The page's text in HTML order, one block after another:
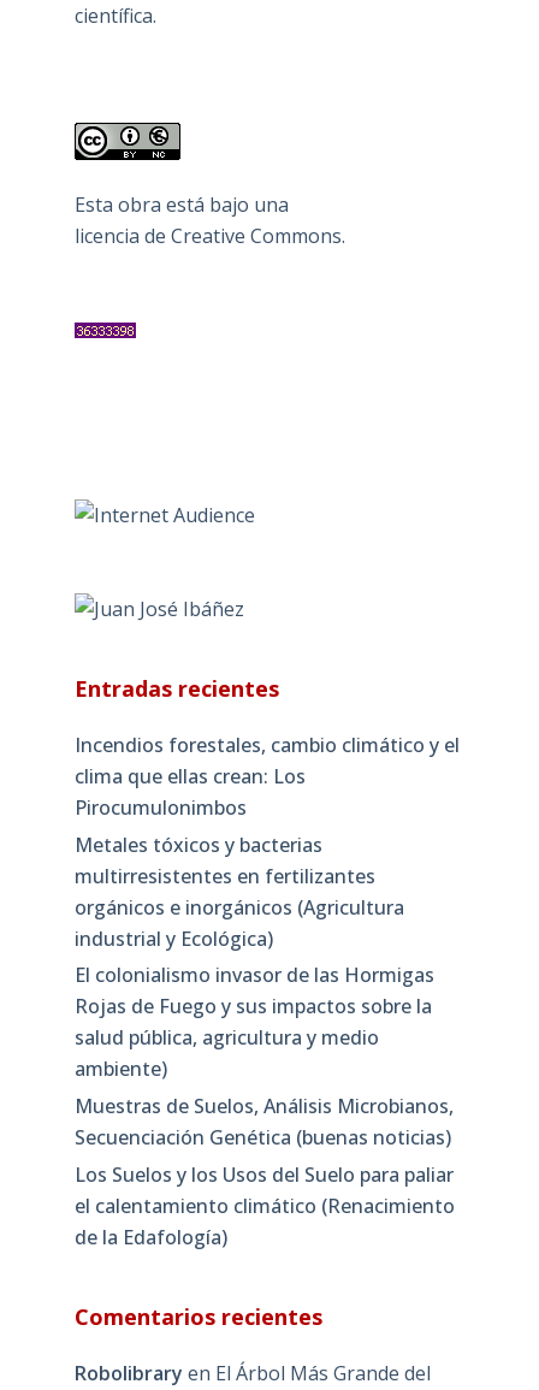
científica.
Esta obra está bajo una
licencia de Creative Commons.
Entradas recientes
Incendios forestales, cambio climático y el
clima que ellas crean: Los
Pirocumulonimbos
Metales tóxicos y bacterias
multirresistentes en fertilizantes
orgánicos e inorgánicos (Agricultura
industrial y Ecológica)
El colonialismo invasor de las Hormigas
Rojas de Fuego y sus impactos sobre la
salud pública, agricultura y medio
ambiente)
Muestras de Suelos, Análisis Microbianos,
Secuenciación Genética (buenas noticias)
Los Suelos y los Usos del Suelo para paliar
el calentamiento climático (Renacimiento
de la Edafología)
Comentarios recientes
Robolibrary en El Árbol Más Grande del